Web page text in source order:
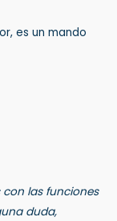
es un mando
las funciones
duda,